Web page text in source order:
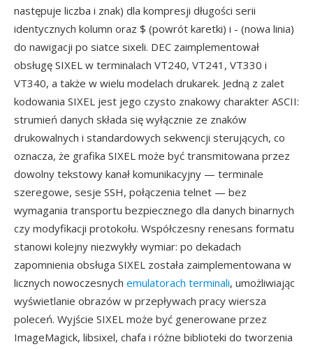
następuje liczba i znak) dla kompresji długości serii
identycznych kolumn oraz $ (powrót karetki) i - (nowa linia)
do nawigacji po siatce sixeli. DEC zaimplementował
obsługę SIXEL w terminalach VT240, VT241, VT330 i
VT340, a także w wielu modelach drukarek. Jedną z zalet
kodowania SIXEL jest jego czysto znakowy charakter ASCII:
strumień danych składa się wyłącznie ze znaków
drukowalnych i standardowych sekwencji sterujących, co
oznacza, że grafika SIXEL może być transmitowana przez
dowolny tekstowy kanał komunikacyjny — terminale
szeregowe, sesje SSH, połączenia telnet — bez
wymagania transportu bezpiecznego dla danych binarnych
czy modyfikacji protokołu. Współczesny renesans formatu
stanowi kolejny niezwykły wymiar: po dekadach
zapomnienia obsługa SIXEL została zaimplementowana w
licznych nowoczesnych emulatorach terminali, umożliwiając
wyświetlanie obrazów w przepływach pracy wiersza
poleceń. Wyjście SIXEL może być generowane przez
ImageMagick, libsixel, chafa i różne biblioteki do tworzenia